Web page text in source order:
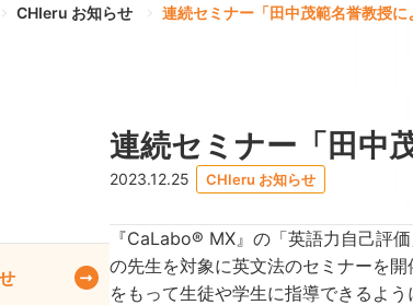
CHIeru お知らせ 連続セミナー「田中茂範名誉教授
連続セミナー「田中
2023.12.25 CHIeru お知らせ
『CaLabo® MX』の「英語力自己評
の先生を対象に英文法のセミナーを
をもって生徒や学生に指導できるよ